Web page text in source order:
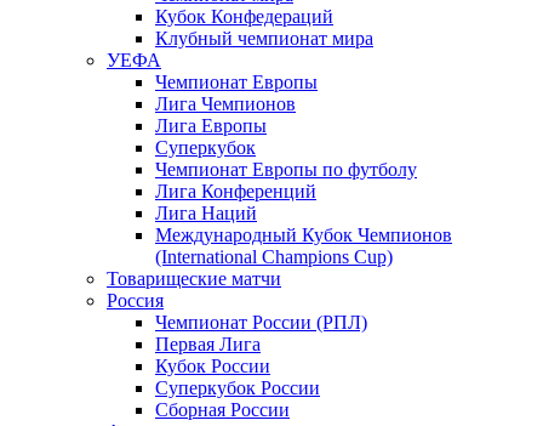
Кубок Конфедераций
Клубный чемпионат мира
УЕФА
Чемпионат Европы
Лига Чемпионов
Лига Европы
Суперкубок
Чемпионат Европы по футболу
Лига Конференций
Лига Наций
Международный Кубок Чемпионов
(International Champions Cup)
Товарищеские матчи
Россия
Чемпионат России (РПЛ)
Первая Лига
Кубок России
Суперкубок России
Сборная России